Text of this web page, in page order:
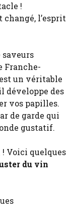
!
changé, l’esprit
Franche-
un véritable
développe des
vos papilles.
de garde qui
gustatif.
! Voici quelques
du vin